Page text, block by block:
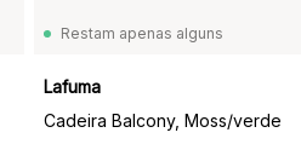
Restam apenas alguns
Lafuma
Cadeira Balcony, Moss/verde